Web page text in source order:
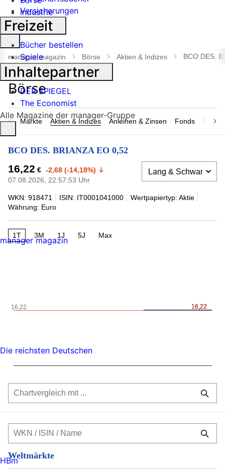
Industrie
Suche
öffnen
manager magazin Börse Aktien & Indizes BCO DES.
Märkte Aktien & Indizes Anleihen & Zinsen Fonds
BCO DES. BRIANZA EO 0,52
16,22 € -2,68 (-14,18%)
07.08.2026, 22:57:53 Uhr
WKN: 918471 ISIN: IT0001041000
Wertpapiertyp: Aktie
Währung: Euro
1T 3M 1J 5J Max
16,22
16,22
16,22
Weltmärkte
Versicherungen
Freizeit
Bücher bestellen
Spiele
Inhaltepartner
DER SPIEGEL
The Economist
Alle Magazine der manager-Gruppe
manager magazin
Die reichsten Deutschen
HBm